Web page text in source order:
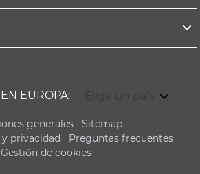
EUROPA: Elige un país
generales
Sitemap
privacidad
Preguntas frecuentes
Gestión de cookies